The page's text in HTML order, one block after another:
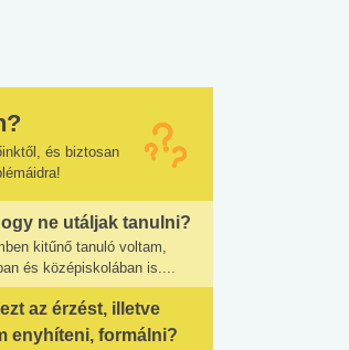
és biztosan
ne utáljak tanulni?
kitűnő tanuló voltam,
és középiskolában is....
az érzést, illetve
enyhíteni, formálni?